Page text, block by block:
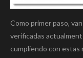
Como primer paso,
verificadas
cumpliendo con estas